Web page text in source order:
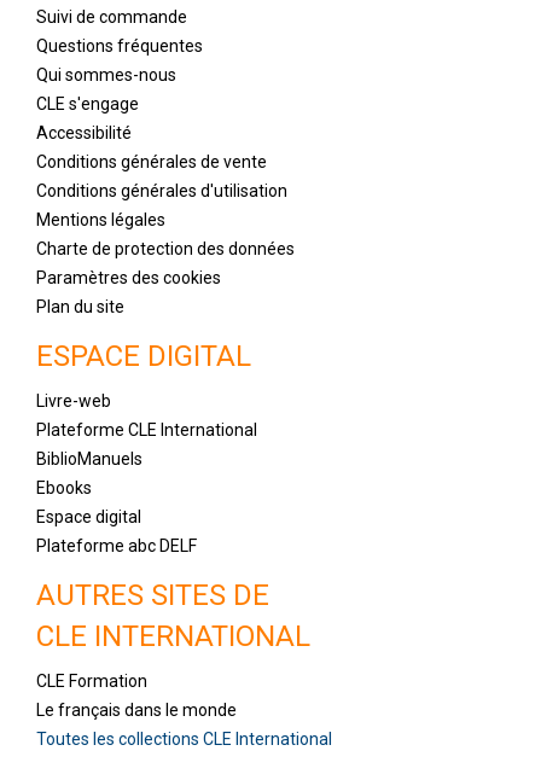
Suivi de commande
Questions fréquentes
Qui sommes-nous
CLE s'engage
Accessibilité
Conditions générales de vente
Conditions générales d'utilisation
Mentions légales
Charte de protection des données
Paramètres des cookies
Plan du site
ESPACE DIGITAL
Livre-web
Plateforme CLE International
BiblioManuels
Ebooks
Espace digital
Plateforme abc DELF
AUTRES SITES DE
CLE INTERNATIONAL
CLE Formation
Le français dans le monde
Toutes les collections CLE International